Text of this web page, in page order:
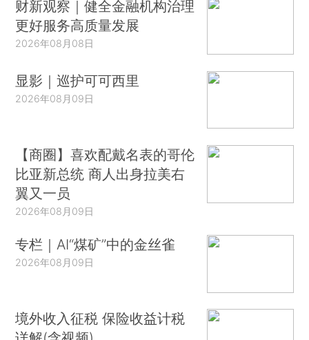
财新观察｜健全金融机构治理
更好服务高质量发展
2026年08月08日
显影｜巡护可可西里
2026年08月09日
【商圈】喜欢配戴名表的哥伦
比亚新总统 商人出身拉美右
翼又一员
2026年08月09日
专栏｜AI“煤矿”中的金丝雀
2026年08月09日
境外收入征税 保险收益计税